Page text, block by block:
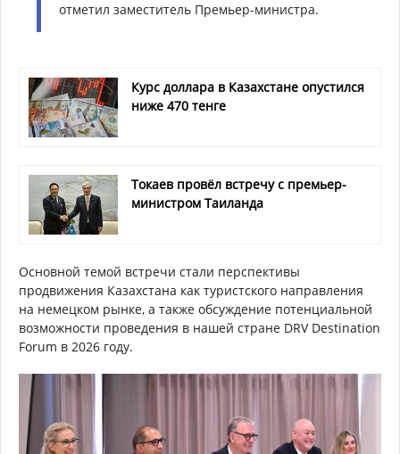
отметил заместитель Премьер-министра.
Курс доллара в Казахстане опустился
ниже 470 тенге
Токаев провёл встречу с премьер-
министром Таиланда
Основной темой встречи стали перспективы
продвижения Казахстана как туристского направления
на немецком рынке, а также обсуждение потенциальной
возможности проведения в нашей стране DRV Destination
Forum в 2026 году.